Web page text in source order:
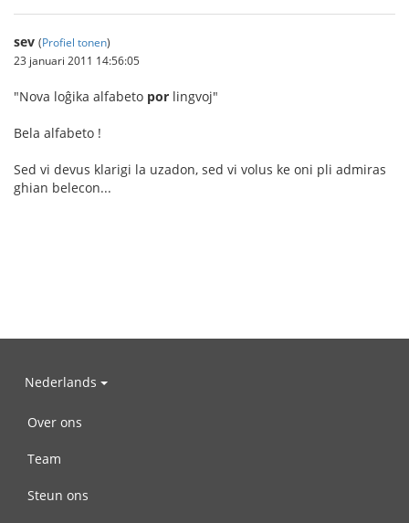
sev (Profiel tonen)
23 januari 2011 14:56:05
"Nova loĝika alfabeto por lingvoj"
Bela alfabeto !
Sed vi devus klarigi la uzadon, sed vi volus ke oni pli admiras
ghian belecon...
Nederlands
Over ons
Team
Steun ons